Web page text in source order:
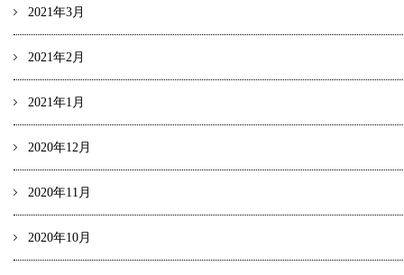
2021年3月
2021年2月
2021年1月
2020年12月
2020年11月
2020年10月